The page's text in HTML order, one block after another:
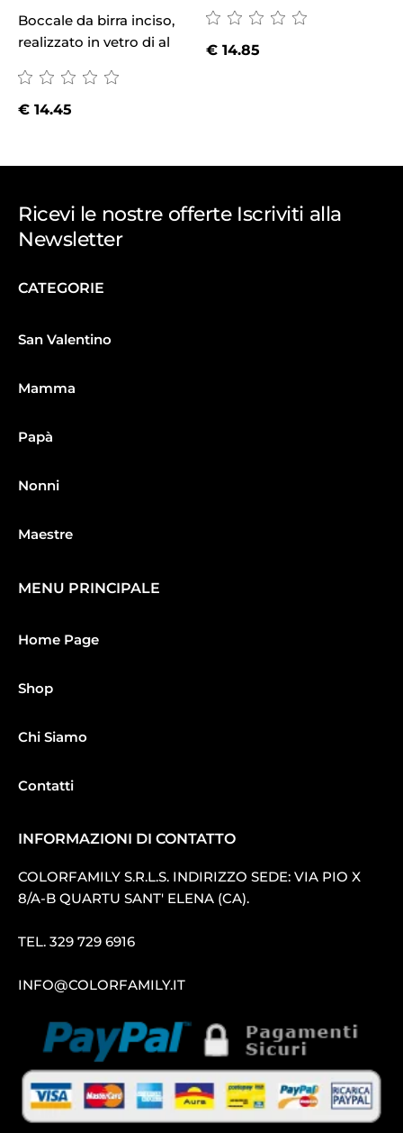
Boccale da birra inciso,
realizzato in vetro di al
€14.45
€ 14.85
Ricevi le nostre offerte Iscriviti alla
Newsletter
CATEGORIE
San Valentino
Mamma
Papà
Nonni
Maestre
MENU PRINCIPALE
Home Page
Shop
Chi Siamo
Contatti
INFORMAZIONI DI CONTATTO
COLORFAMILY S.R.L.S. INDIRIZZO SEDE: VIA PIO X
8/A-B QUARTU SANT′ ELENA (CA).
TEL. 329 729 6916
INFO@COLORFAMILY.IT